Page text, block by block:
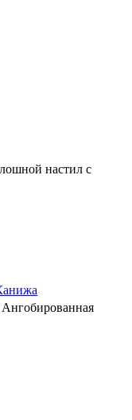
настил с